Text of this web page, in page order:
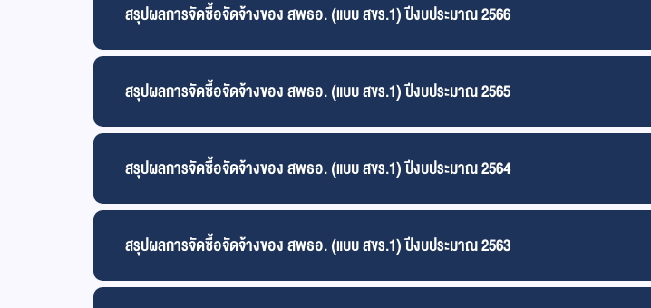
สรุปผลการจัดซื้อจัดจ้างของ สพธอ. (แบบ สขร.1) ปีงบประมาณ 2566
สรุปผลการจัดซื้อจัดจ้างของ สพธอ. (แบบ สขร.1) ปีงบประมาณ 2565
สรุปผลการจัดซื้อจัดจ้างของ สพธอ. (แบบ สขร.1) ปีงบประมาณ 2564
สรุปผลการจัดซื้อจัดจ้างของ สพธอ. (แบบ สขร.1) ปีงบประมาณ 2563